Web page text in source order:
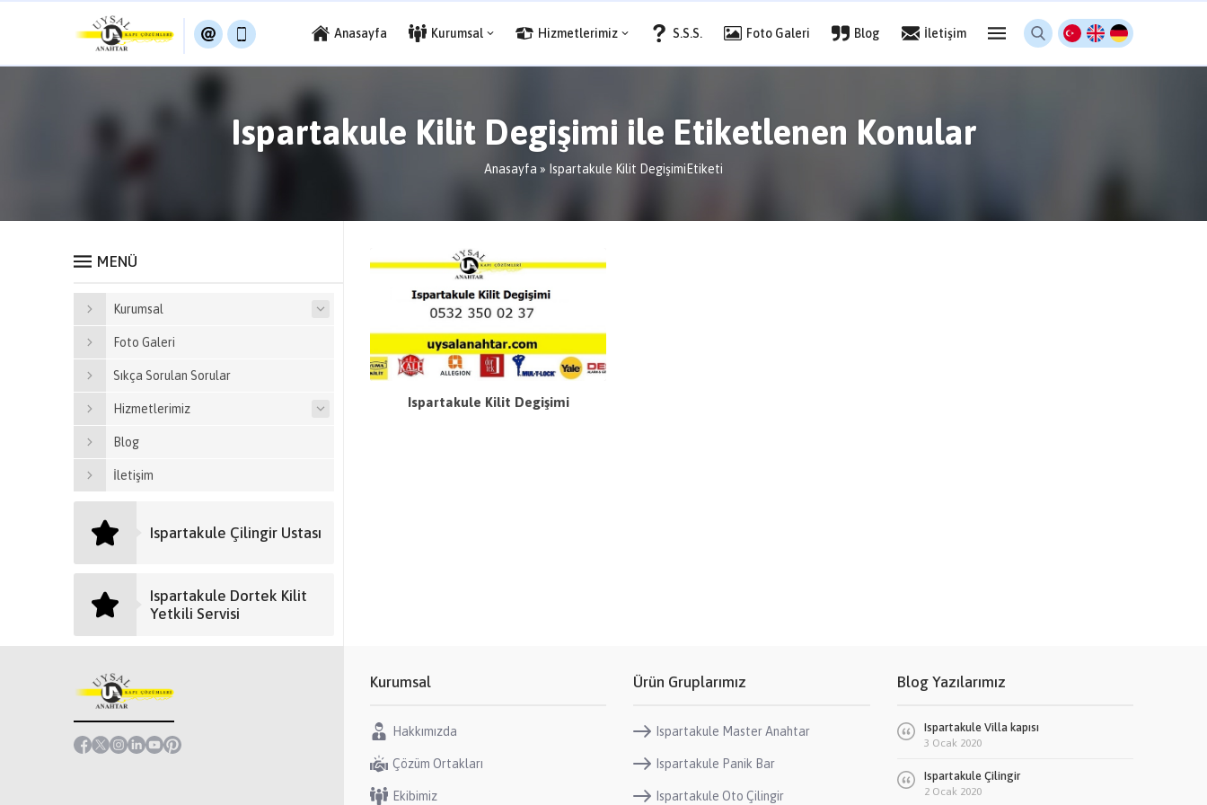
Anasayfa Kurumsal Hizmetlerimiz S.S.S. Foto Galeri Blog İletişim
Ispartakule Kilit Degişimi ile Etiketlenen Konular
Anasayfa » Ispartakule Kilit DegişimiEtiketi
Ispartakule Kilit Degişimi
MENÜ
Kurumsal
Foto Galeri
Sıkça Sorulan Sorular
Hizmetlerimiz
Blog
İletişim
Ispartakule Çilingir Ustası
Ispartakule Dortek Kilit
Yetkili Servisi
Kurumsal
Hakkımızda
Çözüm Ortakları
Ekibimiz
Ürün Gruplarımız
Ispartakule Master Anahtar
Ispartakule Panik Bar
Ispartakule Oto Çilingir
Blog Yazılarımız
Ispartakule Villa kapısı
3 Ocak 2020
Ispartakule Çilingir
2 Ocak 2020